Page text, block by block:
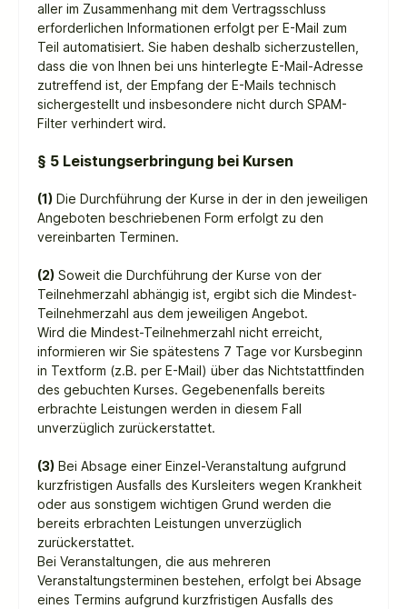
aller im Zusammenhang mit dem Vertragsschluss
erforderlichen Informationen erfolgt per E-Mail zum
Teil automatisiert. Sie haben deshalb sicherzustellen,
dass die von Ihnen bei uns hinterlegte E-Mail-Adresse
zutreffend ist, der Empfang der E-Mails technisch
sichergestellt und insbesondere nicht durch SPAM-
Filter verhindert wird.
§ 5 Leistungserbringung bei Kursen
(1) Die Durchführung der Kurse in der in den jeweiligen
Angeboten beschriebenen Form erfolgt zu den
vereinbarten Terminen.
(2) Soweit die Durchführung der Kurse von der
Teilnehmerzahl abhängig ist, ergibt sich die Mindest-
Teilnehmerzahl aus dem jeweiligen Angebot.
Wird die Mindest-Teilnehmerzahl nicht erreicht,
informieren wir Sie spätestens 7 Tage vor Kursbeginn
in Textform (z.B. per E-Mail) über das Nichtstattfinden
des gebuchten Kurses. Gegebenenfalls bereits
erbrachte Leistungen werden in diesem Fall
unverzüglich zurückerstattet.
(3) Bei Absage einer Einzel-Veranstaltung aufgrund
kurzfristigen Ausfalls des Kursleiters wegen Krankheit
oder aus sonstigem wichtigen Grund werden die
bereits erbrachten Leistungen unverzüglich
zurückerstattet.
Bei Veranstaltungen, die aus mehreren
Veranstaltungsterminen bestehen, erfolgt bei Absage
eines Termins aufgrund kurzfristigen Ausfalls des